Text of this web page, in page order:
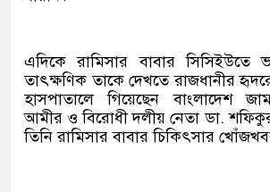
এদিকে রামিসার বাবার সিসিইউতে
তাৎক্ষণিক তাকে দেখতে রাজধানীর
হাসপাতালে গিয়েছেন বাংলাদেশ
আমীর ও বিরোধী দলীয় নেতা ডা.
তিনি রামিসার বাবার চিকিৎসার